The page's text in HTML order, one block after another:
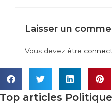
Laisser un
Vous devez être
Top articles Politique